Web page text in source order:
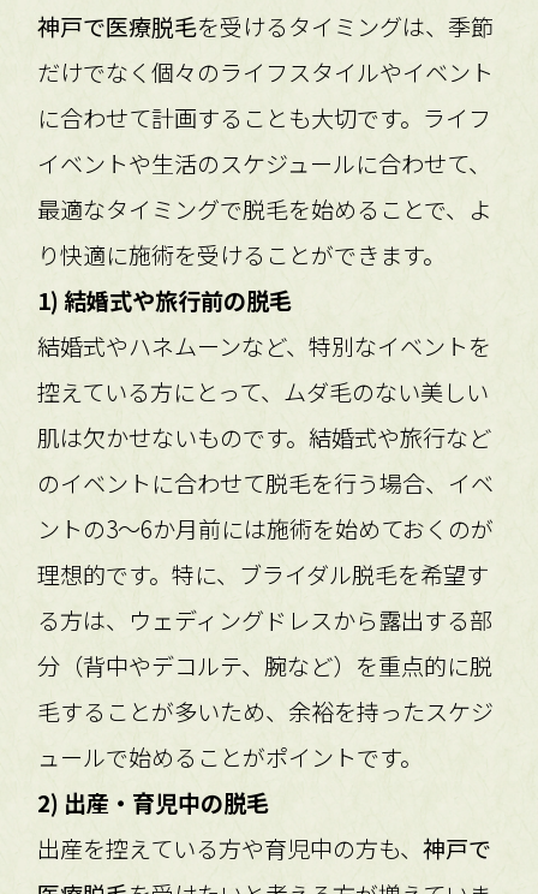
神戸で医療脱毛を受けるタイミングは、季節
だけでなく個々のライフスタイルやイベント
に合わせて計画することも大切です。ライフ
イベントや生活のスケジュールに合わせて、
最適なタイミングで脱毛を始めることで、よ
り快適に施術を受けることができます。
1) 結婚式や旅行前の脱毛
結婚式やハネムーンなど、特別なイベントを
控えている方にとって、ムダ毛のない美しい
肌は欠かせないものです。結婚式や旅行など
のイベントに合わせて脱毛を行う場合、イベ
ントの3〜6か月前には施術を始めておくのが
理想的です。特に、ブライダル脱毛を希望す
る方は、ウェディングドレスから露出する部
分（背中やデコルテ、腕など）を重点的に脱
毛することが多いため、余裕を持ったスケジ
ュールで始めることがポイントです。
2) 出産・育児中の脱毛
出産を控えている方や育児中の方も、神戸で